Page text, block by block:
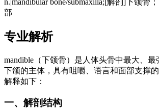
n.|mandibular bone/submaxilla;[解剖]下颌骨
部
专业解析
mandible（下颌骨）是人体头骨中最大、
下颌的主体，具有咀嚼、语言和面部支撑
解释如下：
一、解剖结构